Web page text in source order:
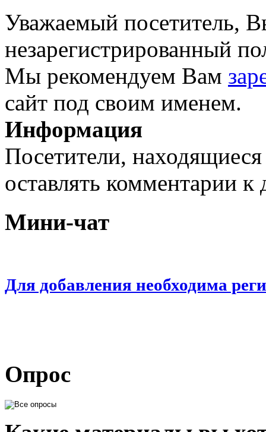
Уважаемый посетитель,
незарегистрированный
Мы рекомендуем Вам
сайт под своим именем.
Информация
Посетители,
оставлять комментарии
Мини-чат
Для добавления необходима
Опрос